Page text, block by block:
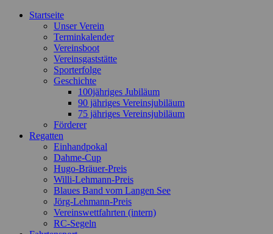
Startseite
Unser Verein
Terminkalender
Vereinsboot
Vereinsgaststätte
Sporterfolge
Geschichte
100jähriges Jubiläum
90 jähriges Vereinsjubiläum
75 jähriges Vereinsjubiläum
Förderer
Regatten
Einhandpokal
Dahme-Cup
Hugo-Bräuer-Preis
Willi-Lehmann-Preis
Blaues Band vom Langen See
Jörg-Lehmann-Preis
Vereinswettfahrten (intern)
RC-Segeln